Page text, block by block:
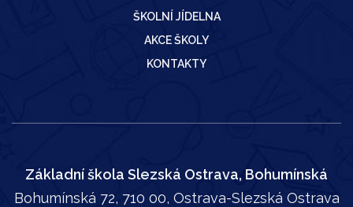
ŠKOLNÍ JÍDELNA
AKCE ŠKOLY
KONTAKTY
Základní škola Slezská Ostrava, Bohumínská
Bohumínská 72, 710 00, Ostrava-Slezská Ostrava